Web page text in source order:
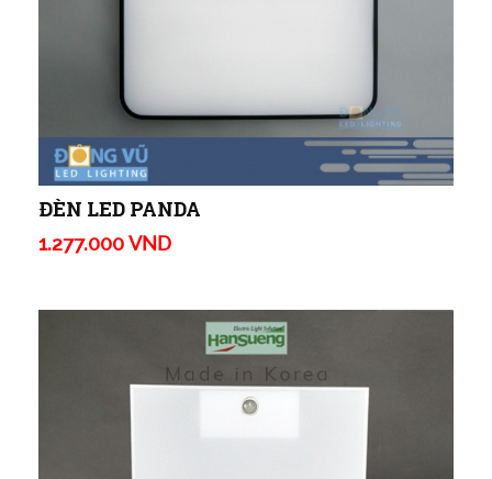
ĐÈN LED PANDA
1.277.000 VND